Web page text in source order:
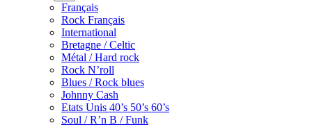
Français
Rock Français
International
Bretagne / Celtic
Métal / Hard rock
Rock N’roll
Blues / Rock blues
Johnny Cash
Etats Unis 40’s 50’s 60’s
Soul / R’n B / Funk